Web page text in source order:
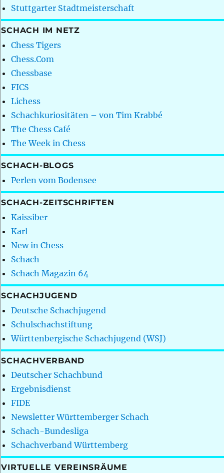
Stuttgarter Stadtmeisterschaft
SCHACH IM NETZ
Chess Tigers
Chess.Com
Chessbase
FICS
Lichess
Schachkuriositäten – von Tim Krabbé
The Chess Café
The Week in Chess
SCHACH-BLOGS
Perlen vom Bodensee
SCHACH-ZEITSCHRIFTEN
Kaissiber
Karl
New in Chess
Schach
Schach Magazin 64
SCHACHJUGEND
Deutsche Schachjugend
Schulschachstiftung
Württenbergische Schachjugend (WSJ)
SCHACHVERBAND
Deutscher Schachbund
Ergebnisdienst
FIDE
Newsletter Württemberger Schach
Schach-Bundesliga
Schachverband Württemberg
VIRTUELLE VEREINSRÄUME